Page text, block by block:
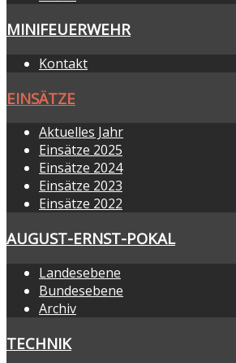
MINIFEUERWEHR
Kontakt
EINSÄTZE
Aktuelles Jahr
Einsätze 2025
Einsätze 2024
Einsätze 2023
Einsätze 2022
AUGUST-ERNST-POKAL
Landesebene
Bundesebene
Archiv
TECHNIK